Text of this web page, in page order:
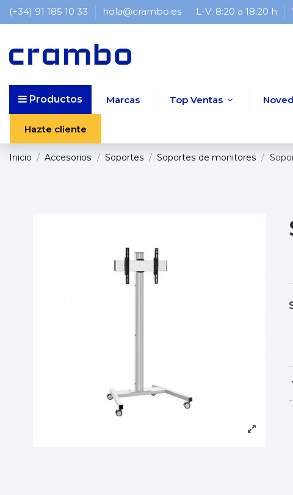
(+34) 91 185 10 33 hola@crambo.es L-V: 8:20 a 18:20 h
Productos Marcas Top Ventas
Hazte cliente
Inicio Accesorios Soportes Soportes de monitores
-